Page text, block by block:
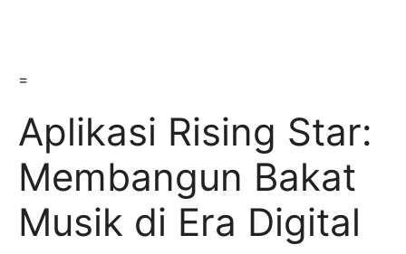
=
Aplikasi Rising Star:
Membangun Bakat
Musik di Era Digital